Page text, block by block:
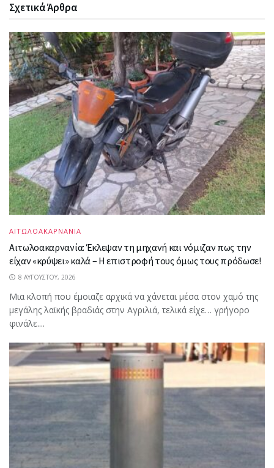
ΣχετικάΆρθρα
ΑΙΤΩΛΟΑΚΑΡΝΑΝΙΑ
Αιτωλοακαρνανία: Έκλεψαν τη μηχανή και νόμιζαν πως την
είχαν «κρύψει» καλά – Η επιστροφή τους όμως τους πρόδωσε!
8 ΑΥΓΟΎΣΤΟΥ, 2026
Μια κλοπή που έμοιαζε αρχικά να χάνεται μέσα στον χαμό της
μεγάλης λαϊκής βραδιάς στην Αγριλιά, τελικά είχε… γρήγορο
φινάλε....